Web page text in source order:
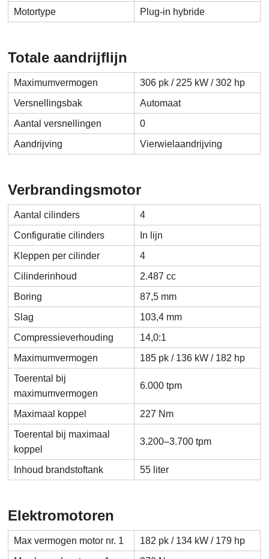
Motortype
Plug-in hybride
Totale aandrijflijn
Maximumvermogen
306 pk / 225 kW / 302 hp
Versnellingsbak
Automaat
Aantal versnellingen
0
Aandrijving
Vierwielaandrijving
Verbrandingsmotor
Aantal cilinders
4
Configuratie cilinders
In lijn
Kleppen per cilinder
4
Cilinderinhoud
2.487 cc
Boring
87,5 mm
Slag
103,4 mm
Compressieverhouding
14,0:1
Maximumvermogen
185 pk / 136 kW / 182 hp
Toerental bij
maximumvermogen
6.000 tpm
Maximaal koppel
227 Nm
Toerental bij maximaal
koppel
3.200–3.700 tpm
Inhoud brandstoftank 55 liter
Elektromotoren
Max vermogen motor nr. 1
182 pk / 134 kW / 179 hp